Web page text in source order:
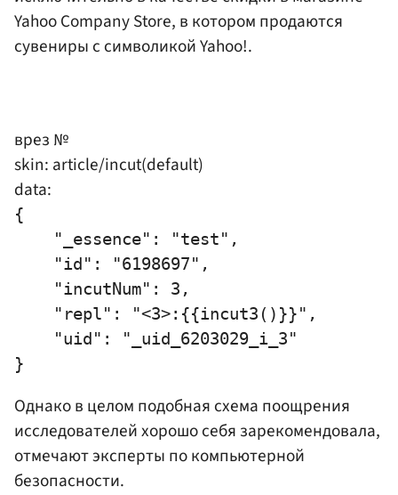
Yahoo Company Store, в котором продаются
сувениры с символикой Yahoo!.
врез №
skin: article/incut(default)
data:
{
    "_essence": "test",
    "id": "6198697",
    "incutNum": 3,
    "repl": "<3>:{{incut3()}}",
    "uid": "_uid_6203029_i_3"
Однако в целом подобная схема поощрения
исследователей хорошо себя зарекомендовала,
отмечают эксперты по компьютерной
безопасности.